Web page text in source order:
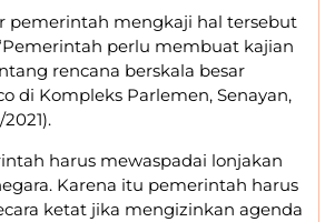
pemerintah mengkaji hal tersebut
perlu membuat kajian
rencana berskala besar
di Kompleks Parlemen, Senayan,
harus mewaspadai lonjakan
Karena itu pemerintah harus
ketat jika mengizinkan agenda